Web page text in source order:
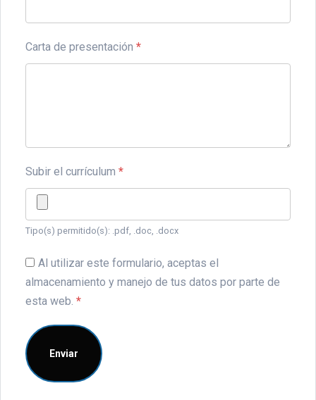
Carta de presentación *
Subir el currículum *
Tipo(s) permitido(s): .pdf, .doc, .docx
Al utilizar este formulario, aceptas el
almacenamiento y manejo de tus datos por parte de
esta web. *